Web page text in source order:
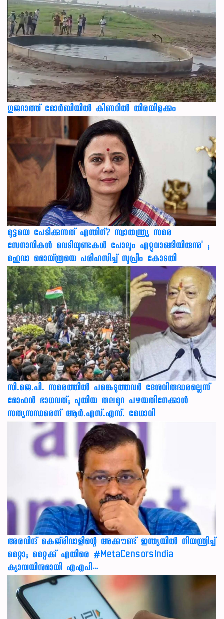
ഗുജറാത്ത് മോർബിയിൽ കിണറിൽ തിരയിളക്കം
മുട്ടയെ പേടിക്കുന്നത് എന്തിന്? സ്വാതന്ത്ര്യ സമര
സേനാനികൾ വെടിയുണ്ടകൾ പോലും ഏറ്റുവാങ്ങിയിരുന്നു' ;
മഹുവാ മൊയ്ത്രയെ പരിഹസിച്ച് സുപ്രീം കോടതി
സി.ജെ.പി. സമരത്തിൽ പങ്കെടുത്തവർ ദേശവിരുദ്ധരല്ലെന്ന്
മോഹൻ ഭാഗവത്; പുതിയ തലമുറ പഴയതിനേക്കാൾ
സത്യസന്ധരെന്ന് ആർ.എസ്.എസ്. മേധാവി
അരവിന്ദ് കെജ്‌രിവാളിന്റെ അക്കൗണ്ട് ഇന്ത്യയിൽ നിയന്ത്രിച്ച്
മെറ്റാ; മെറ്റക്ക് എതിരെ #MetaCensorsIndia
ക്യാമ്പയിനുമായി എഎപി…